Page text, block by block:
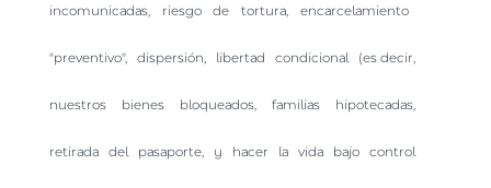
incomunicadas, riesgo de tortura, encarcelamiento
"preventivo", dispersión, libertad condicional (es decir,
nuestros bienes bloqueados, familias hipotecadas,
retirada del pasaporte, y hacer la vida bajo control